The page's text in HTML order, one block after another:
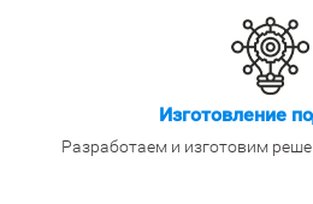
Изготовление
Разработаем и изготовим